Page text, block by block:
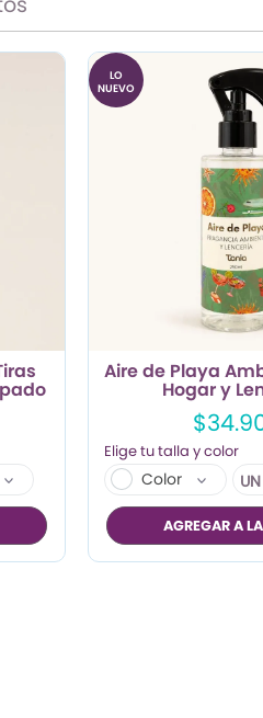
LO
NUEVO
Aire de Playa
Hogar y
Color UN
AGREGAR A